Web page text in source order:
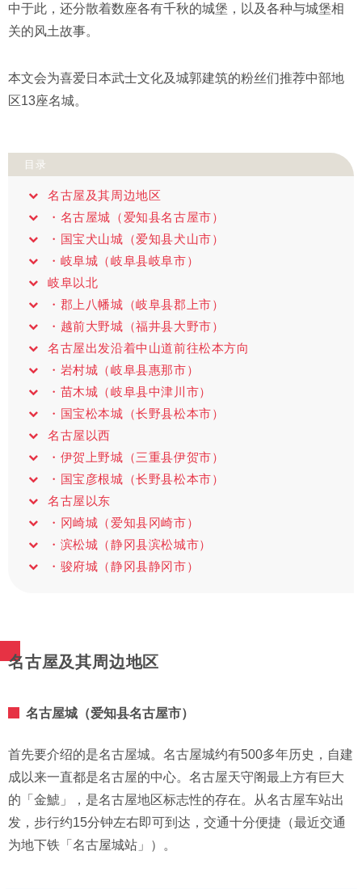
中于此，还分散着数座各有千秋的城堡，以及各种与城堡相
关的风土故事。
本文会为喜爱日本武士文化及城郭建筑的粉丝们推荐中部地
区13座名城。
目录
名古屋及其周边地区
・名古屋城（爱知县名古屋市）
・国宝犬山城（爱知县犬山市）
・岐阜城（岐阜县岐阜市）
岐阜以北
・郡上八幡城（岐阜县郡上市）
・越前大野城（福井县大野市）
名古屋出发沿着中山道前往松本方向
・岩村城（岐阜县惠那市）
・苗木城（岐阜县中津川市）
・国宝松本城（长野县松本市）
名古屋以西
・伊贺上野城（三重县伊贺市）
・国宝彦根城（长野县松本市）
名古屋以东
・冈崎城（爱知县冈崎市）
・滨松城（静冈县滨松城市）
・骏府城（静冈县静冈市）
名古屋及其周边地区
名古屋城（爱知县名古屋市）
首先要介绍的是名古屋城。名古屋城约有500多年历史，自建
成以来一直都是名古屋的中心。名古屋天守阁最上方有巨大
的「金鯱」，是名古屋地区标志性的存在。从名古屋车站出
发，步行约15分钟左右即可到达，交通十分便捷（最近交通
为地下铁「名古屋城站」）。